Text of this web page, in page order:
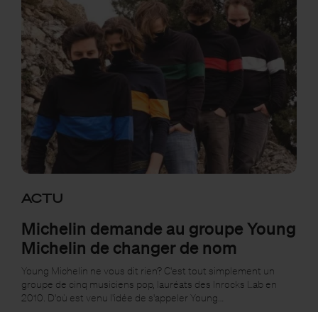
ACTU
Michelin demande au groupe Young
Michelin de changer de nom
Young Michelin ne vous dit rien? C'est tout simplement un
groupe de cinq musiciens pop, lauréats des Inrocks Lab en
2010. D'où est venu l'idée de s'appeler Young…